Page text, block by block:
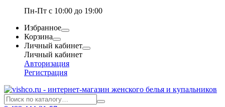
Пн-Пт с 10:00 до 19:00
Избранное
Корзина
Личный кабинет
Личный кабинет
Авторизация
Регистрация